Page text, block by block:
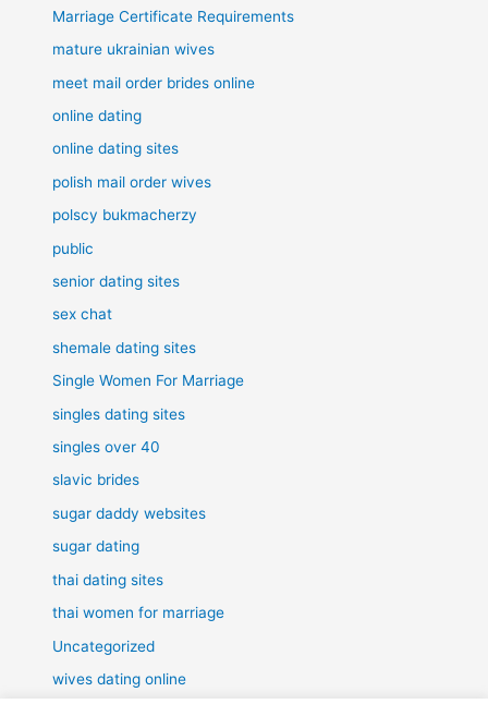
Marriage Certificate Requirements
mature ukrainian wives
meet mail order brides online
online dating
online dating sites
polish mail order wives
polscy bukmacherzy
public
senior dating sites
sex chat
shemale dating sites
Single Women For Marriage
singles dating sites
singles over 40
slavic brides
sugar daddy websites
sugar dating
thai dating sites
thai women for marriage
Uncategorized
wives dating online